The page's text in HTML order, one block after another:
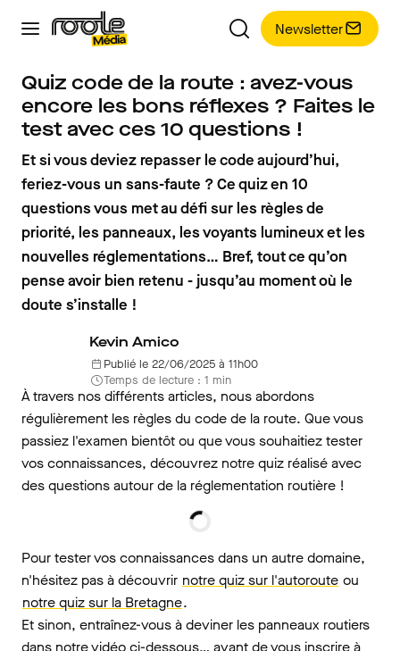
Newsletter
Quiz code de la route : avez-vous
encore les bons réflexes ? Faites le
test avec ces 10 questions !
Et si vous deviez repasser le code aujourd’hui,
feriez-vous un sans-faute ? Ce quiz en 10
questions vous met au défi sur les règles de
priorité, les panneaux, les voyants lumineux et les
nouvelles réglementations… Bref, tout ce qu’on
pense avoir bien retenu - jusqu’au moment où le
doute s’installe !
Kevin Amico
Publié le 22/06/2025 à 11h00
Temps de lecture : 1 min
À travers nos différents articles, nous abordons
régulièrement les règles du code de la route. Que vous
passiez l'examen bientôt ou que vous souhaitiez tester
vos connaissances, découvrez notre quiz réalisé avec
des questions autour de la réglementation routière !
Pour tester vos connaissances dans un autre domaine,
n'hésitez pas à découvrir notre quiz sur l'autoroute ou
notre quiz sur la Bretagne.
Et sinon, entraînez-vous à deviner les panneaux routiers
dans notre vidéo ci-dessous… avant de vous inscrire à